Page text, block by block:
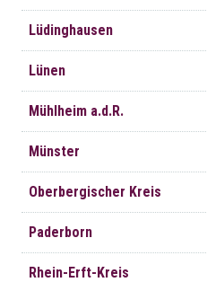
Lüdinghausen
Lünen
Mühlheim a.d.R.
Münster
Oberbergischer Kreis
Paderborn
Rhein-Erft-Kreis